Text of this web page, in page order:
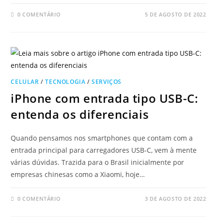
0 COMENTÁRIO 5 DE AGOSTO DE 2022
CELULAR /TECNOLOGIA /SERVIÇOS
iPhone com entrada tipo USB-C:
entenda os diferenciais
Quando pensamos nos smartphones que contam com a
entrada principal para carregadores USB-C, vem à mente
várias dúvidas. Trazida para o Brasil inicialmente por
empresas chinesas como a Xiaomi, hoje…
0 COMENTÁRIO 3 DE AGOSTO DE 2022